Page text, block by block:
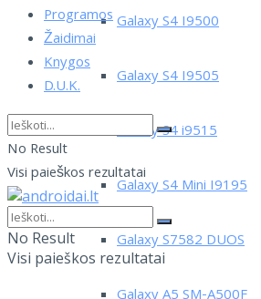
Galaxy S4 I9500
Galaxy S4 I9505
Galaxy S4 i9515
Galaxy S4 Mini I9195
Galaxy S7582 DUOS
Programos
Žaidimai
Knygos
D.U.K.
No Result
Visi paieškos rezultatai
No Result
Visi paieškos rezultatai